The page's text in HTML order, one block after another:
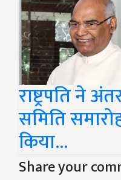
राष्ट्रपति ने
समिति
किया…
Share your